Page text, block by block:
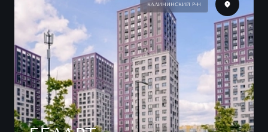
КАЛИНИНСКИЙ Р-Н